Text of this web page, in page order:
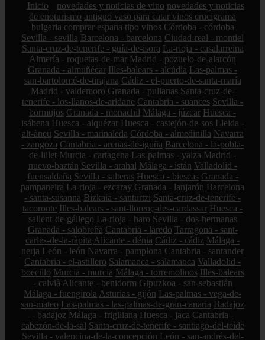
Inicio novedades y noticias de vino novedades y noticias
de enoturismo antiguo vaso para catar vinos crucigrama
bulgaria comprar espana tipo vinos Córdoba - córdoba
Sevilla - sevilla Barcelona - barcelona Ciudad-real - montiel
Santa-cruz-de-tenerife - guía-de-isora La-rioja - casalarreina
Almería - roquetas-de-mar Madrid - pozuelo-de-alarcón
Granada - almuñécar Illes-balears - alcúdia Las-palmas -
san-bartolomé-de-tirajana Cádiz - el-puerto-de-santa-maría
Madrid - valdemoro Granada - pulianas Santa-cruz-de-
tenerife - los-llanos-de-aridane Cantabria - suances Sevilla -
bormujos Granada - monachil Málaga - júzcar Huesca -
isábena Huesca - alquézar Huesca - castejón-de-sos Lleida -
alt-àneu Sevilla - marinaleda Córdoba - almedinilla Navarra
- zangoza Cantabria - arenas-de-iguña Barcelona - la-pobla-
de-lillet Murcia - cartagena Las-palmas - yaiza Madrid -
nuevo-baztán Sevilla - arahal Málaga - istán Valladolid -
fuensaldaña Sevilla - salteras Huesca - biescas Granada -
pampaneira La-rioja - ezcaray Granada - lanjarón Barcelona
- santa-susanna Bizkaia - santurtzi Santa-cruz-de-tenerife -
tacoronte Illes-balears - sant-llorenç-des-cardassar Huesca -
sallent-de-gállego La-rioja - haro Sevilla - dos-hermanas
Granada - salobreña Cantabria - laredo Tarragona - sant-
carles-de-la-ràpita Alicante - dénia Cádiz - cádiz Málaga -
nerja León - león Navarra - pamplona Cantabria - santander
Cantabria - el-astillero Salamanca - salamanca Valladolid -
boecillo Murcia - murcia Málaga - torremolinos Illes-balears
- calvià Alicante - benidorm Gipuzkoa - san-sebastián
Málaga - fuengirola Asturias - gijón Las-palmas - vega-de-
san-mateo Las-palmas - las-palmas-de-gran-canaria Badajoz
- badajoz Málaga - frigiliana Huesca - jaca Cantabria -
cabezón-de-la-sal Santa-cruz-de-tenerife - santiago-del-teide
Sevilla - valencina-de-la-concepción León - san-andrés-del-